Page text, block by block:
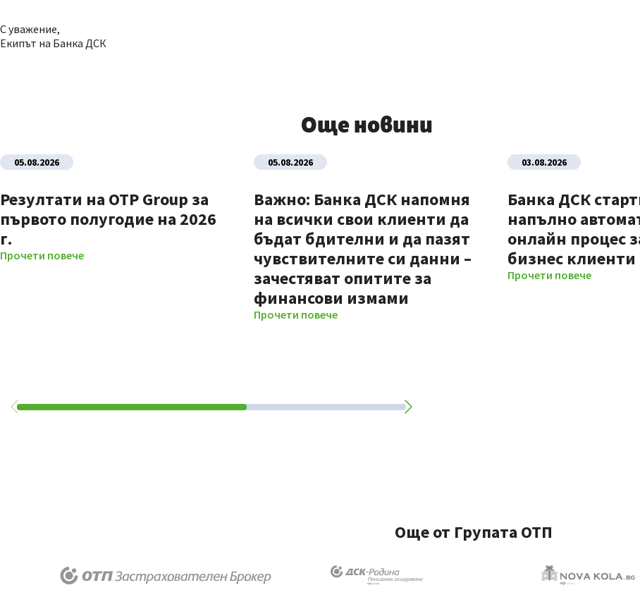
С уважение,
Екипът на Банка ДСК
Още новини
05.08.2026
Резултати на OTP Group за
първото полугодие на 2026
г.
Прочети повече
05.08.2026
Важно: Банка ДСК напомня
на всички свои клиенти да
бъдат бдителни и да пазят
чувствителните си данни –
зачестяват опитите за
финансови измами
Прочети повече
03.08.2026
Банка ДСК
напълно
онлайн процес
бизнес клиенти
Прочети повече
Още от Групата ОТП